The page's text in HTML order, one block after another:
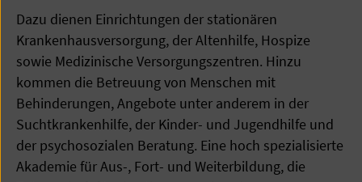
Dazu dienen Einrichtungen der stationären
Krankenhausversorgung, der Altenhilfe, Hospize
sowie Medizinische Versorgungszentren. Hinzu
kommen die Betreuung von Menschen mit
Behinderungen, Angebote unter anderem in der
Suchtkrankenhilfe, der Kinder- und Jugendhilfe und
der psychosozialen Beratung. Eine hoch spezialisierte
Akademie für Aus-, Fort- und Weiterbildung, die